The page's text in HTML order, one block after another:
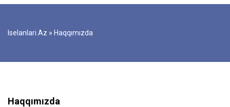
Iselanlari.az » Haqqımızda
Haqqımızda